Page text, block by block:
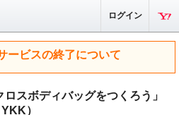
ログイン
ービスの終了について
スボディバッグをつくろう」
）